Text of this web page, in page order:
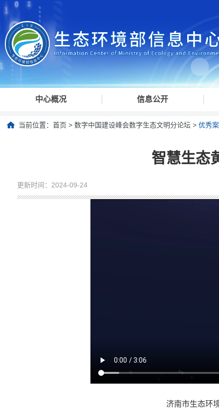
中心概况 信息公开
当前位置： 首页 > 数字中国建设峰会数字生态文明分论坛 > 优秀
智慧生态
更新时间：2024-09-24
济南市生态环